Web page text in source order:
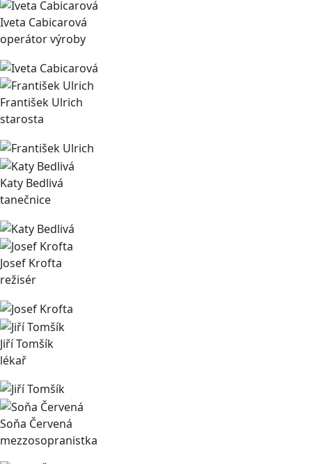
Iveta Cabicarová
operátor výroby
František Ulrich
starosta
Katy Bedlivá
tanečnice
Josef Krofta
režisér
Jiří Tomšík
lékař
Soňa Červená
mezzosopranistka